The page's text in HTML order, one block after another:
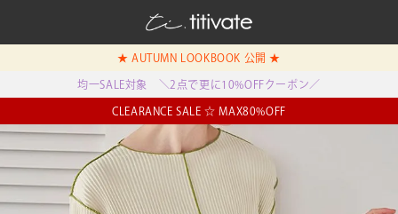
★ AUTUMN LOOKBOOK 公開 ★
均一SALE対象 ＼2点で更に10%OFFクーポン／
CLEARANCE SALE ☆ MAX80%OFF